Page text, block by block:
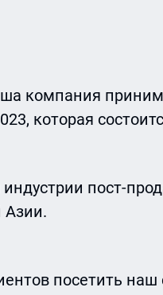
компания
которая
пост-
Азии.
посетить наш